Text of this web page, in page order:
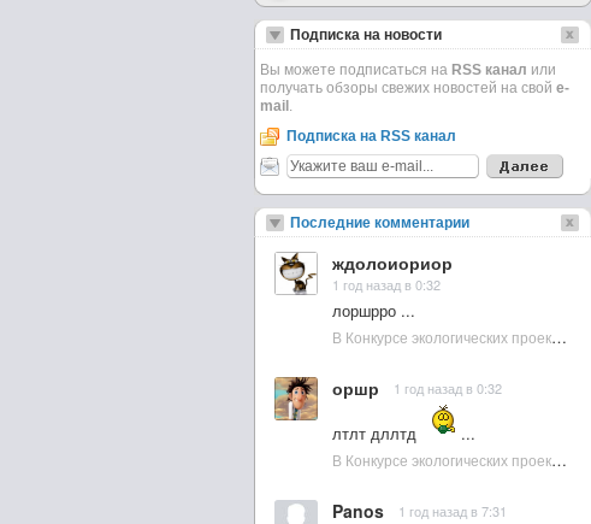
Подписка на новости
Вы можете подписаться на RSS канал или
получать обзоры свежих новостей на свой e-
mail .
Подписка на RSS канал
Последние комментарии
ждолоиориор
1 год назад в 0:32
лоршрро ...
В Конкурсе экологических проектов в Подмосковье активно участвовала молодежь :: NewsRbk.ru...
оршр 1 год назад в 0:32
лтлт дллтд
...
В Конкурсе экологических проектов в Подмосковье активно участвовала молодежь :: NewsRbk.ru...
Panos 1 год назад в 7:31